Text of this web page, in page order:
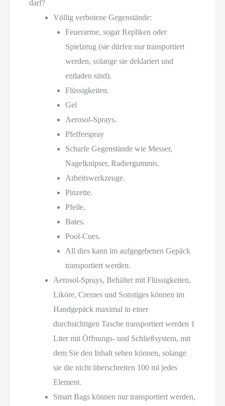
darf?
Völlig verbotene Gegenstände:
Feuerarme, sogar Repliken oder
Spielzeug (sie dürfen nur transportiert
werden, solange sie deklariert und
entladen sind).
Flüssigkeiten.
Gel
Aerosol-Sprays.
Pfefferspray
Scharfe Gegenstände wie Messer,
Nagelknipser, Radiergummis.
Arbeitswerkzeuge.
Pinzette.
Pfeile.
Bates.
Pool-Cues.
All dies kann im aufgegebenen Gepäck
transportiert werden.
Aerosol-Sprays, Behälter mit Flüssigkeiten,
Liköre, Cremes und Sonstiges können im
Handgepäck maximal in einer
durchsichtigen Tasche transportiert werden 1
Liter mit Öffnungs- und Schließsystem, mit
dem Sie den Inhalt sehen können, solange
sie die nicht überschreiten 100 ml jedes
Element.
Smart Bags können nur transportiert werden,